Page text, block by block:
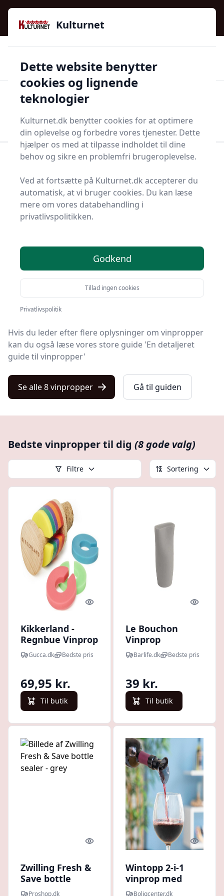
Kulturnet - Alt Det Gode I Livet | Din Kulturguide Siden
2016
97 kategorier 👍Kun godkendte butikker
Start søgning
Bolig og indretning
Bar og tilbehør
Bedste vinpropper til
dig - 8 gode valg
Find de bedste vinpropper på Kulturnet! Vi har udvalgt
8 top-produkter, så du er sikret kvalitet og værdi.
Hvad enten du leder efter kvalitet, gode priser, en
specifik model eller en vinprop med fri levering, finder
du det hele på vores liste.
Hvis du leder efter flere oplysninger om vinpropper
kan du også læse vores store guide 'En detaljeret
guide til vinpropper'
Se alle 8 vinpropper Gå til guiden
Bedste vinpropper til dig (8 gode valg)
Filtre Sortering
Quick look
Kikkerland -
Regnbue Vinprop
- 2-i-1
Gucca.dk Bedste pris
69,95 kr.
Til butik
Quick
Le Bouchon
Vinprop
Barlife.dk Bedste pris
39 kr.
Til butik
Quick look
Zwilling Fresh &
Save bottle
sealer - grey
Proshop.dk
Quick
Wintopp 2-i-1
vinprop med
skænke- og
Boligcenter.dk
Kulturnet
Dette website benytter
cookies og lignende
teknologier
Kulturnet.dk benytter cookies for at optimere
din oplevelse og forbedre vores tjenester. Dette
hjælper os med at tilpasse indholdet til dine
behov og sikre en problemfri brugeroplevelse.
Ved at fortsætte på Kulturnet.dk accepterer du
automatisk, at vi bruger cookies. Du kan læse
mere om vores databehandling i
privatlivspolitikken.
Godkend
Tillad ingen cookies
Privatlivspolitik